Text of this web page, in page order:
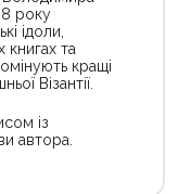
року
ідоли,
книгах та
кращі
Візантії.
із
автора.